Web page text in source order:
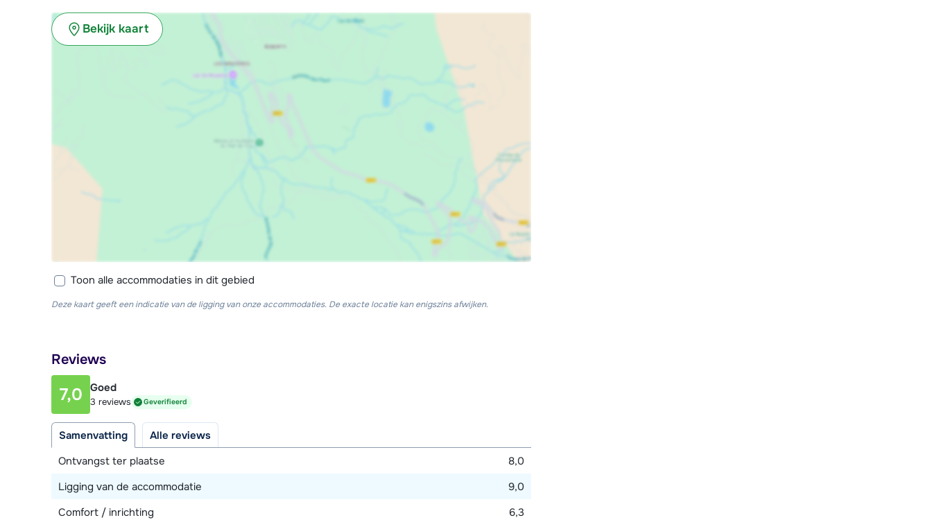
Bekijk kaart
Toon alle accommodaties in dit gebied
Deze kaart geeft een indicatie van de ligging van onze accommodaties. De exacte locatie kan enigszins afwijken.
Reviews
7,0 Goed
3 reviews Geverifieerd
Samenvatting
Alle reviews
Ontvangst ter plaatse
8,0
Ligging van de accommodatie
9,0
Comfort / inrichting
6,3